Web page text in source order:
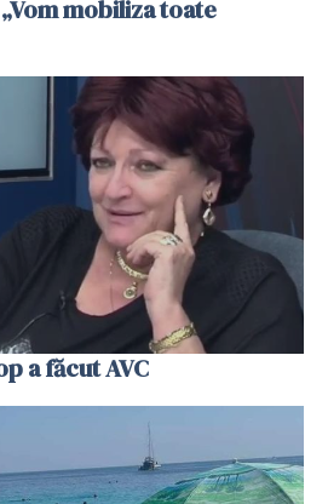
mobiliza toate
a făcut AVC